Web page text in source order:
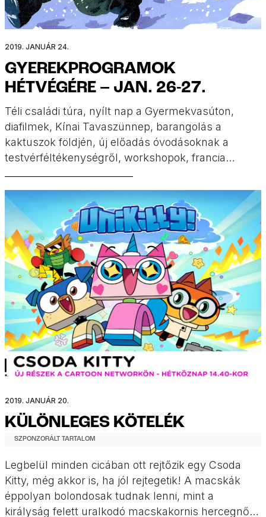
2019. JANUÁR 24.
GYEREKPROGRAMOK
HÉTVÉGÉRE – JAN. 26-27.
Téli családi túra, nyílt nap a Gyermekvasúton,
diafilmek, Kínai Tavaszünnep, barangolás a
kaktuszok földjén, új előadás óvodásoknak a
testvérféltékenységről, workshopok, francia
ajánljuk január utolsó hétvégéjére!
2019. JANUÁR 20.
KÜLÖNLEGES KÖTELÉK
SZPONZORÁLT TARTALOM
Legbelül minden cicában ott rejtőzik egy Csoda
Kitty, még akkor is, ha jól rejtegetik! A macskák
éppolyan bolondosak tudnak lenni, mint a
királyság felett uralkodó macskakornis hercegnő.